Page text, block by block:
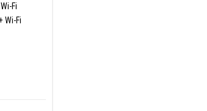
Fi
Wi-Fi